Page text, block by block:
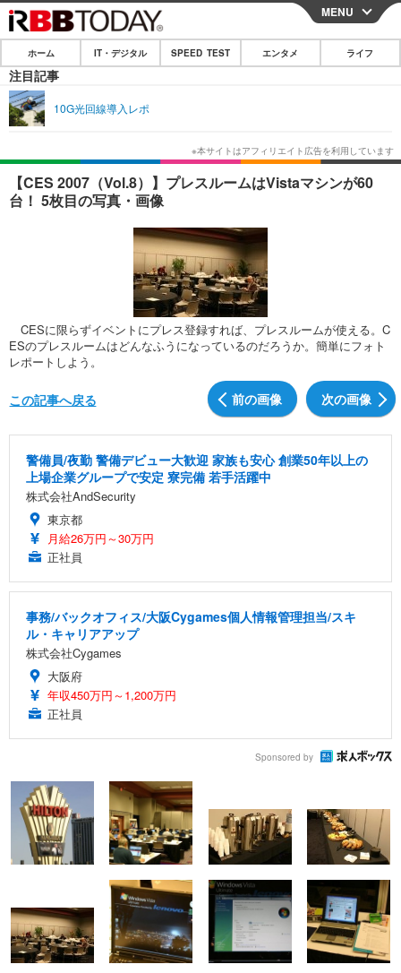
CLOSE
ホーム
IT・デジタル
ネタ ガジェット・ツール
ショッピング
エンタメ
エンタメTOP
韓流・K-POP
ショッピング その他
ライフ
ショッピング
プッシュ通知の停止方法
MENU
ホーム IT・デジタル SPEED TEST エンタメ ライフ
注目記事
10G光回線導入レポ
【CES 2007（Vol.8）】プレスルームはVistaマシンが60
台！ 5枚目の写真・画像
CESに限らずイベントにプレス登録すれば、プレスルームが使える。C
ESのプレスルームはどんなふうになっているのだろうか。簡単にフォト
レポートしよう。
前の画像 次の画像
この記事へ戻る
警備員/夜勤 警備デビュー大歓迎 家族も安心 創業50年以上の
上場企業グループで安定 寮完備 若手活躍中
株式会社AndSecurity
東京都
月給26万円～30万円
正社員
事務/バックオフィス/大阪Cygames個人情報管理担当/スキ
ル・キャリアアップ
株式会社Cygames
大阪府
年収450万円～1,200万円
正社員
Sponsored by